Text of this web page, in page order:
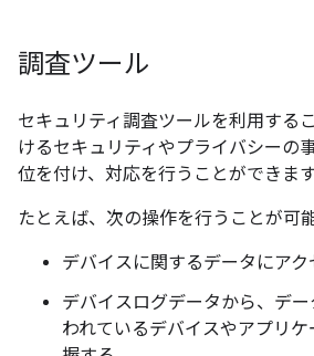
調査ツール
セキュリティ調査ツールを利用する
けるセキュリティやプライバシーの
位を付け、対応を行うことができます
たとえば、次の操作を行うことが可能
デバイスに関するデータにアク
デバイスログデータから、デ
われているデバイスやアプリ